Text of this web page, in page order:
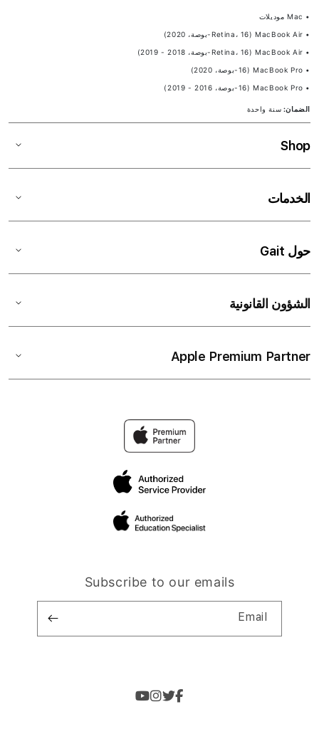
• Mac موديلات
• MacBook Air (Retina، 16-بوصة، 2020)
• MacBook Air (Retina، 16-بوصة، 2018 - 2019)
• MacBook Pro (16-بوصة، 2020)
• MacBook Pro (16-بوصة، 2016 - 2019)
الضمان: سنة واحدة
Shop
الخدمات
حول Gait
الشؤون القانونية
Apple Premium Partner
Subscribe to our emails
Email